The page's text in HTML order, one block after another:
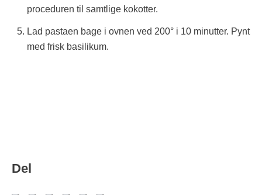
proceduren til samtlige kokotter.
Lad pastaen bage i ovnen ved 200° i 10 minutter. Pynt
med frisk basilikum.
Del